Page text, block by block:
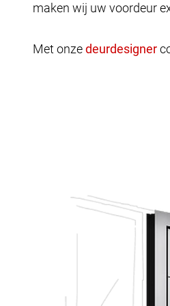
maken wij uw voordeur
Met onze